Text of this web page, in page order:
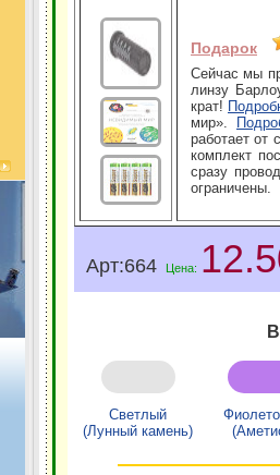
Подарок
Сейчас мы
линзу
крат!
мир».
работает от
комплект
сразу
ограничены.
Арт:664 Цена:
Светлый
(Лунный камень)